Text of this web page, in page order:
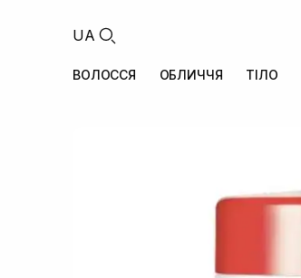
UA
ВОЛОССЯ ОБЛИЧЧЯ ТІЛО